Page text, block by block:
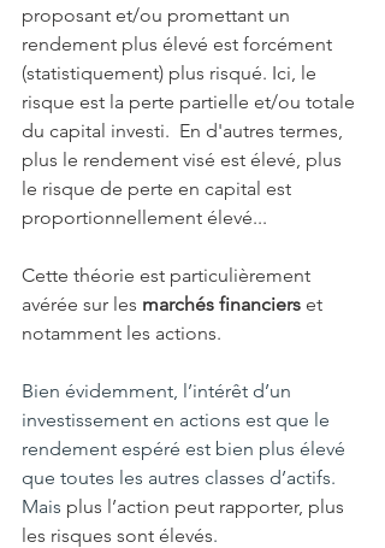
proposant et/ou promettant un
rendement plus élevé est forcément
(statistiquement) plus risqué. Ici, le
risque est la perte partielle et/ou totale
du capital investi.  En d'autres termes,
plus le rendement visé est élevé, plus
le risque de perte en capital est
proportionnellement élevé...
Cette théorie est particulièrement
avérée sur les marchés financiers et
notamment les actions.
Bien évidemment, l’intérêt d’un
investissement en actions est que le
rendement espéré est bien plus élevé
que toutes les autres classes d’actifs.
Mais plus l’action peut rapporter, plus
les risques sont élevés.